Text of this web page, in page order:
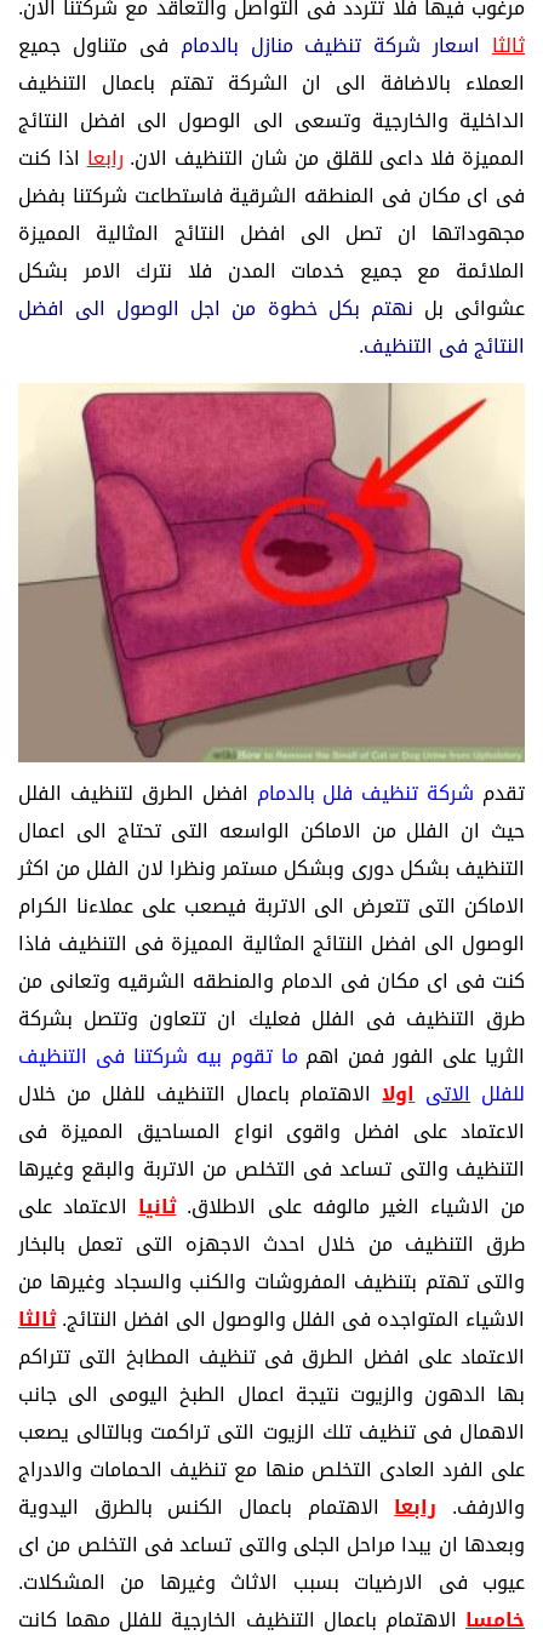
ثالثا اسعار شركة تنظيف منازل بالدمام فى متناول جميع
العملاء بالاضافة الى ان الشركة تهتم باعمال التنظيف
الداخلية والخارجية وتسعى الى الوصول الى افضل النتائج
المميزة فلا داعى للقلق من شان التنظيف الان. رابعااذا كنت
فى اى مكان فى المنطقه الشرقية فاستطاعت شركتنا بفضل
مجهوداتها ان تصل الى افضل النتائج المثالية المميزة
الملائمة مع جميع خدمات المدن فلا نترك الامر بشكل
عشوائى بل نهتم بكل خطوة من اجل الوصول الى افضل
النتائج فى التنظيف.
تقدم شركة تنظيف فلل بالدمام افضل الطرق لتنظيف الفلل
حيث ان الفلل من الاماكن الواسعه التى تحتاج الى اعمال
التنظيف بشكل دورى وبشكل مستمر ونظرا لان الفلل من اكثر
الاماكن التى تتعرض الى الاتربة فيصعب على عملاءنا الكرام
الوصول الى افضل النتائج المثالية المميزة فى التنظيف فاذا
كنت فى اى مكان فى الدمام والمنطقه الشرقيه وتعانى من
طرق التنظيف فى الفلل فعليك ان تتعاون وتتصل بشركة
الثريا على الفور فمن اهمما تقوم بيه شركتنا فى التنظيف
للفللالاتى اولاالاهتمام باعمال التنظيف للفلل من خلال
الاعتماد على افضل واقوى انواع المساحيق المميزة فى
التنظيف والتى تساعد فى التخلص من الاتربة والبقع وغيرها
من الاشياء الغير مالوفه على الاطلاق. ثانياالاعتماد على
طرق التنظيف من خلال احدث الاجهزه التى تعمل بالبخار
والتى تهتم بتنظيف المفروشات والكنب والسجاد وغيرها من
الاشياء المتواجده فى الفلل والوصول الى افضل النتائج.ثالثا
الاعتماد على افضل الطرق فى تنظيف المطابخ التى تتراكم
بها الدهون والزيوت نتيجة اعمال الطبخ اليومى الى جانب
الاهمال فى تنظيف تلك الزيوت التى تراكمت وبالتالى يصعب
على الفرد العادى التخلص منها مع تنظيف الحمامات والادراج
والارفف. رابعاالاهتمام باعمال الكنس بالطرق اليدوية
وبعدها ان يبدا مراحل الجلى والتى تساعد فى التخلص من اى
عيوب فى الارضيات بسبب الاثاث وغيرها من المشكلات.
خامسا الاهتمام باعمال التنظيف الخارجية للفلل مهما كانت